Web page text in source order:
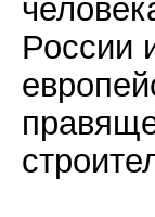
России